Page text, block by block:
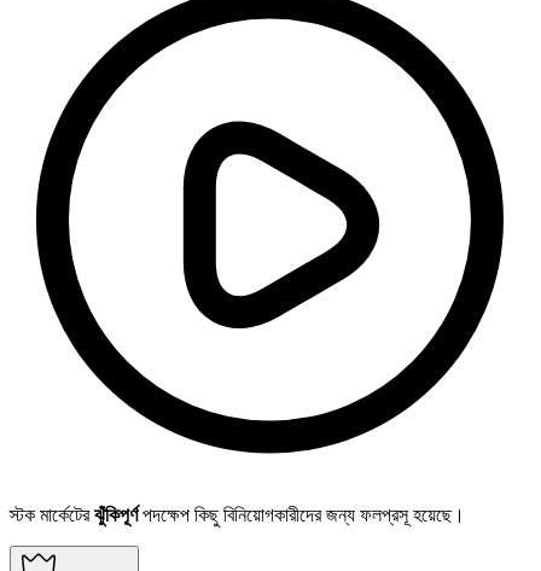
স্টক মার্কেটেরঝুঁকিপূর্ণপদক্ষেপ কিছু বিনিয়োগকারীদের জন্য ফলপ্রসূ হয়েছে।